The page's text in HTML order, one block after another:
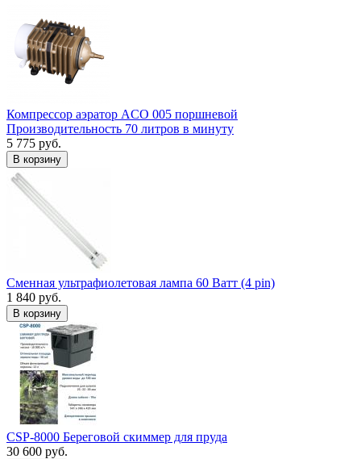
Компрессор аэратор ACO 005 поршневой
Производительность 70 литров в минуту
5 775 руб.
В корзину
Сменная ультрафиолетовая лампа 60 Ватт (4 pin)
1 840 руб.
В корзину
CSP-8000 Береговой скиммер для пруда
30 600 руб.